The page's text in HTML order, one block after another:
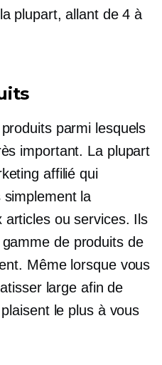
plupart, allant de 4 à
parmi lesquels
important. La plupart
affilié qui
la
articles ou services. Ils
de produits de
Même lorsque vous
large afin de
le plus à vous